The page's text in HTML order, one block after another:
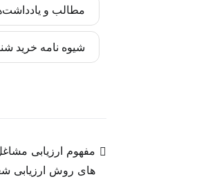
رایان راهبرد
انسانی سازمان آغاز
به‌روز‌رسانی‌ها را
مطالب و
کادر تحریریه
شبکه‌های اجتماعی،
شیوه نامه خرید
مفهوم ارزیابی
های روش ارزیابی